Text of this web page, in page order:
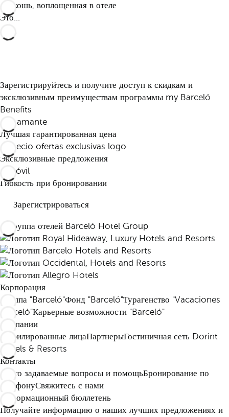
Роскошь, воплощенная в отеле
Это...
Зарегистрируйтесь и получите доступ к скидкам и
эксклюзивным преимуществам программы my Barceló
Benefits
Лучшая гарантированная цена
Эксклюзивные предложения
Гибкость при бронировании
Зарегистрироваться
Корпорация
Группа "Barceló"Фонд "Barceló"Турагенство "Vacaciones
Barceló"Карьерные возможности "Barceló"
Компании
Аффилированные лицаПартнерыГостиничная сеть Dorint
Hotels & Resorts
Контакты
Часто задаваемые вопросы и помощьБронирование по
телефонуСвяжитесь с нами
Информационный бюллетень
Получайте информацию о наших лучших предложениях и